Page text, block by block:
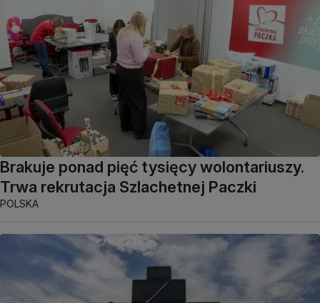
Brakuje ponad pięć tysięcy wolontariuszy.
Trwa rekrutacja Szlachetnej Paczki
POLSKA